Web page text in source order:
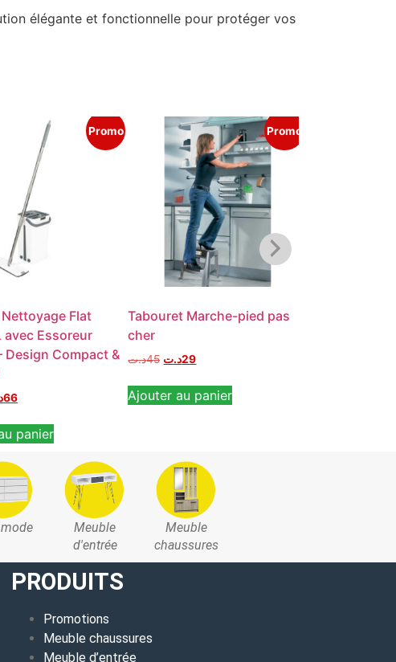
élégante et fonctionnelle pour protéger vos
Promo
Nettoyage Flat
avec Essoreur
Design Compact &
66
panier
Promo
Tabouret Marche-pied pas
cher
45د.ت 29د.ت
Ajouter au panier
Meuble
d'entrée
Meuble
chaussures
PRODUITS
Promotions
Meuble chaussures
Meuble d’entrée